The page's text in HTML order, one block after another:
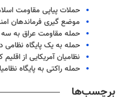
حملات پیاپی مقاومت
موضع گیری فرماندهان
حمله مقاومت عراق به سه
حمله به یک پایگاه نظامی
نظامیان آمریکایی از
حمله راکتی به پایگاه
برچسب‌ها